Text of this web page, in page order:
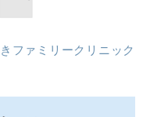
ファミリークリニック